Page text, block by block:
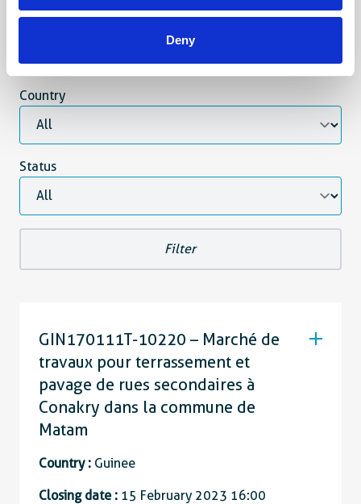
Deny
Opdracht Voor Leveringen
Opdracht Voor Werken
Country
Status
GIN170111T-10220 – Marché de
travaux pour terrassement et
pavage de rues secondaires à
Conakry dans la commune de
Matam
Country : Guinee
Closing date : 15 February 2023 16:00